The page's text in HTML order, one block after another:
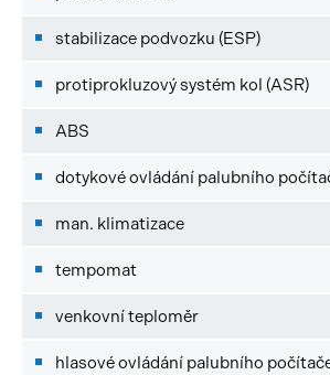
stabilizace podvozku (ESP)
protiprokluzový systém kol (ASR)
ABS
dotykové ovládání palubního
man. klimatizace
tempomat
venkovní teploměr
hlasové ovládání palubního